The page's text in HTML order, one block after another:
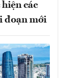
các
đoạn mới